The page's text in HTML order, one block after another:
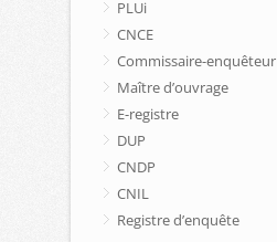
PLUi
CNCE
Commissaire-enquêteur
Maître d’ouvrage
E-registre
DUP
CNDP
CNIL
Registre d’enquête